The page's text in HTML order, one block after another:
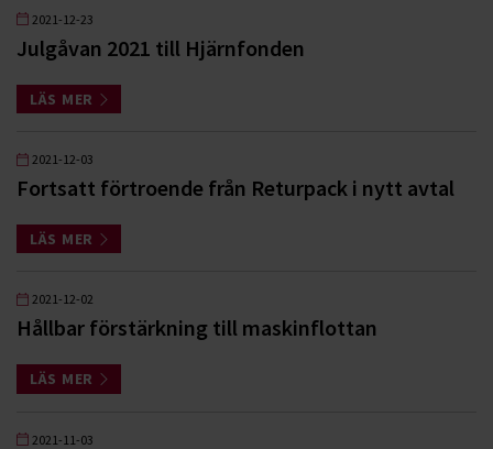
2021-12-23
Julgåvan 2021 till Hjärnfonden
LÄS MER
2021-12-03
Fortsatt förtroende från Returpack i nytt avtal
LÄS MER
2021-12-02
Hållbar förstärkning till maskinflottan
LÄS MER
2021-11-03